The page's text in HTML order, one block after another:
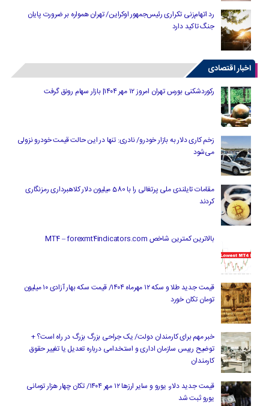
رد اتهام‌زنی تکراری رئیس‌جمهور اوکراین/ تهران همواره بر ضرورت پایان
جنگ تاکید دارد
اخبار اقتصادی
رکوردشکنی بورس تهران امروز ۱۲ مهر ۱۴۰۴| بازار سهام رونق گرفت
زخم کاری دلار به بازار خودرو/ نادری: تنها در این حالت قیمت خودرو نزولی
می‌شود
مقامات تایلندی ملی پرتغالی را با 580 میلیون دلار کلاهبرداری رمزنگاری
کردند
بالاترین کمترین شاخص MT4 – forexmt4indicators.com
قیمت جدید طلا و سکه ۱۲ مهرماه ۱۴۰۴/ قیمت سکه بهار آزادی ۱۰ میلیون
تومان تکان خورد
خبر مهم برای کارمندان دولت/ یک جراحی بزرگ بزرگ در راه است؟ +
توضیح رییس سازمان اداری و استخدامی درباره تعدیل یا تغییر حقوق
کارمندان
قیمت جدید دلار، یورو و سایر ارزها ۱۲ مهر ۱۴۰۴/ تکان چهار هزار تومانی
یورو ثبت شد